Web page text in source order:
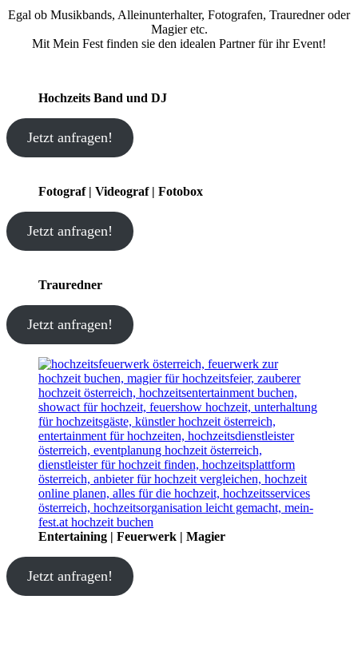
Egal ob Musikbands, Alleinunterhalter, Fotografen, Trauredner oder
Magier etc.
Mit Mein Fest finden sie den idealen Partner für ihr Event!
Hochzeits Band und DJ
Jetzt anfragen!
Fotograf | Videograf | Fotobox
Jetzt anfragen!
Trauredner
Jetzt anfragen!
Entertaining | Feuerwerk | Magier
Jetzt anfragen!